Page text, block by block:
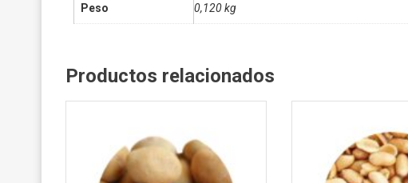
Peso 0,120 kg
Productos relacionados